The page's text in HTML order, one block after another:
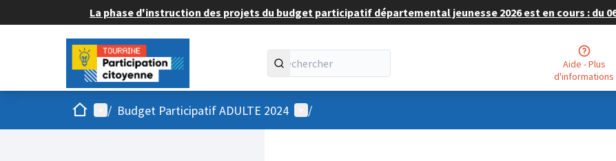
La phase d'instruction des projets du budget participatif départemental jeunesse 2026 est en cours : du
Aide - Plus
d'informations
AccueilMenu principal
/ Budget Participatif ADULTE 2024 Menu utilisateur
/